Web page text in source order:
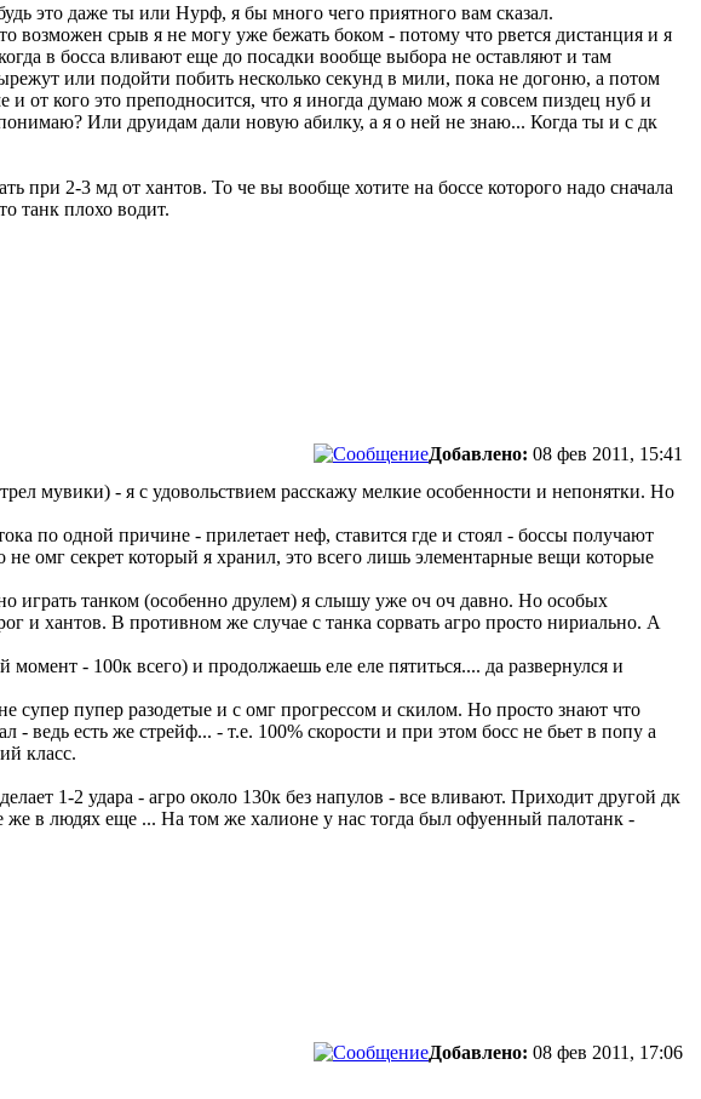
это даже ты или Нурф, я бы много чего приятного вам сказал.
возможен срыв я не могу уже бежать боком - потому что рвется дистанция и я
в босса вливают еще до посадки вообще выбора не оставляют и там
или подойти побить несколько секунд в мили, пока не догоню, а потом
от кого это преподносится, что я иногда думаю мож я совсем пиздец нуб и
Или друидам дали новую абилку, а я о ней не знаю... Когда ты и с дк
при 2-3 мд от хантов. То че вы вообще хотите на боссе которого надо сначала
танк плохо водит.
Добавлено: 08 фев 2011, 15:41
мувики) - я с удовольствием расскажу мелкие особенности и непонятки. Но
по одной причине - прилетает неф, ставится где и стоял - боссы получают
омг секрет который я хранил, это всего лишь элементарные вещи которые
играть танком (особенно друлем) я слышу уже оч оч давно. Но особых
и хантов. В противном же случае с танка сорвать агро просто нириально. А
- 100к всего) и продолжаешь еле еле пятиться.... да развернулся и
супер пупер разодетые и с омг прогрессом и скилом. Но просто знают что
ведь есть же стрейф... - т.е. 100% скорости и при этом босс не бьет в попу а
класс.
1-2 удара - агро около 130к без напулов - все вливают. Приходит другой дк
в людях еще ... На том же халионе у нас тогда был офуенный палотанк -
Добавлено: 08 фев 2011, 17:06